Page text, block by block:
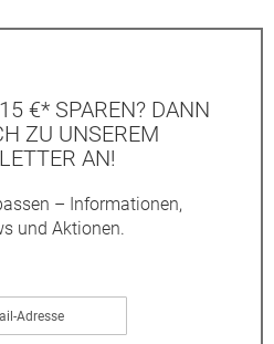
€* SPAREN? DANN
ZU UNSEREM
AN!
– Informationen,
und Aktionen.